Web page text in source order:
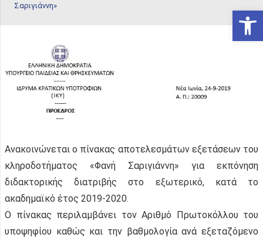
Σαριγιάννη»
Ανακοινώνεται ο πίνακας αποτελεσμάτων εξετάσεων του
κληροδοτήματος «Φανή Σαριγιάννη» για εκπόνηση
διδακτορικής διατριβής στο εξωτερικό, κατά το
ακαδημαϊκό έτος 2019-2020.
Ο πίνακας περιλαμβάνει τον Αριθμό Πρωτοκόλλου του
υποψηφίου καθώς και την βαθμολογία ανά εξεταζόμενο